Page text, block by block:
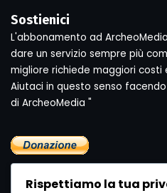
Sostienici
L'abbonamento ad
dare un servizio sempre più
migliore richiede maggiori costi
Aiutaci in questo senso
di ArcheoMedia "
Rispettiamo la tua